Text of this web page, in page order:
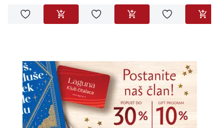
Dodaj u omiljeneDODAJ U KORPUDodaj u omiljeneDODAJ U KORPU
Dodaj u